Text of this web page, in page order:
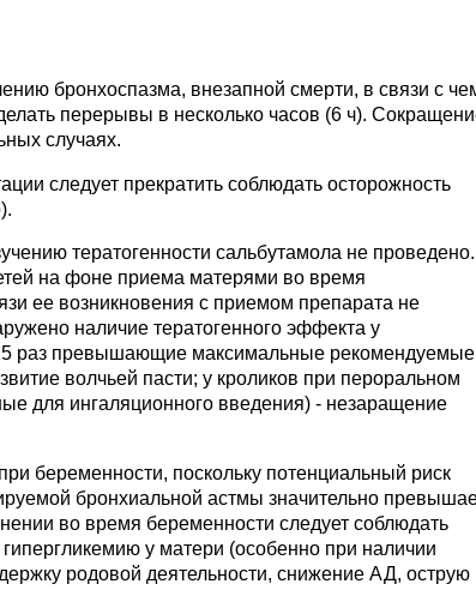
бронхоспазма, внезапной смерти, в связи с
перерывы в несколько часов (6 ч).
случаях.
следует прекратить соблюдать осторожность
тератогенности сальбутамола не проведено.
на фоне приема матерями во время
ее возникновения с приемом препарата не
наличие тератогенного эффекта у
раз превышающие максимальные рекомендуемые
волчьей пасти; у кроликов при пероральном
для ингаляционного введения) - незаращение
беременности, поскольку потенциальный риск
бронхиальной астмы значительно
во время беременности следует соблюдать
у матери (особенно при наличии
родовой деятельности, снижение АД, острую